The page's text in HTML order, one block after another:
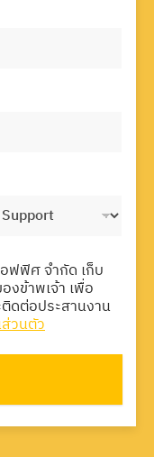
ฟฟิศ จำกัด เก็บ
งข้าพเจ้า เพื่อ
ดต่อประสานงาน
วนตัว